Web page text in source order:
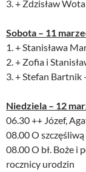
3. + Zdzisław
Sobota – 11
1. + Stanisława
2. + Zofia i
3. + Stefan Bartnik
Niedziela – 12
06.30 ++ Józef,
08.00 O
08.00 O bł. Boże i
rocznicy urodzin